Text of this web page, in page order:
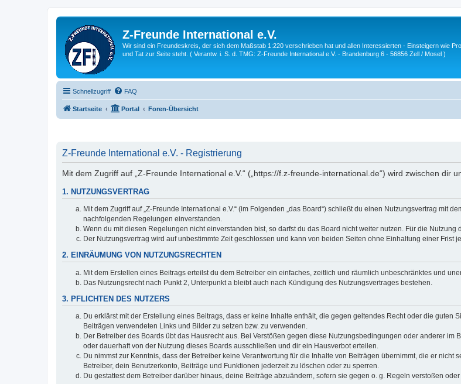
Z-Freunde International e.V.
Wir sind ein Freundeskreis, der sich dem Maßstab 1:220 verschrieben hat und allen Interessierten - Einsteigern wie
und Tat zur Seite steht. ( Verantw. i. S. d. TMG: Z-Freunde International e.V. - Brandenburg 6 - 56856 Zell / Mosel )
Schnellzugriff FAQ
Startseite Portal Foren-Übersicht
Z-Freunde International e.V. - Registrierung
Mit dem Zugriff auf „Z-Freunde International e.V.“ („https://f.z-freunde-international.de“) wird zwischen dir
1. NUTZUNGSVERTRAG
Mit dem Zugriff auf „Z-Freunde International e.V.“ (im Folgenden „das Board“) schließt du einen Nutzungsvertrag mit
nachfolgenden Regelungen einverstanden.
Wenn du mit diesen Regelungen nicht einverstanden bist, so darfst du das Board nicht weiter nutzen. Für die
Der Nutzungsvertrag wird auf unbestimmte Zeit geschlossen und kann von beiden Seiten ohne Einhaltung einer Frist
2. EINRÄUMUNG VON NUTZUNGSRECHTEN
Mit dem Erstellen eines Beitrags erteilst du dem Betreiber ein einfaches, zeitlich und räumlich unbeschränktes und
Das Nutzungsrecht nach Punkt 2, Unterpunkt a bleibt auch nach Kündigung des Nutzungsvertrages bestehen.
3. PFLICHTEN DES NUTZERS
Du erklärst mit der Erstellung eines Beitrags, dass er keine Inhalte enthält, die gegen geltendes Recht oder die guten
Beiträgen verwendeten Links und Bilder zu setzen bzw. zu verwenden.
Der Betreiber des Boards übt das Hausrecht aus. Bei Verstößen gegen diese Nutzungsbedingungen oder anderer
oder dauerhaft von der Nutzung dieses Boards ausschließen und dir ein Hausverbot erteilen.
Du nimmst zur Kenntnis, dass der Betreiber keine Verantwortung für die Inhalte von Beiträgen übernimmt, die er
Betreiber, dein Benutzerkonto, Beiträge und Funktionen jederzeit zu löschen oder zu sperren.
Du gestattest dem Betreiber darüber hinaus, deine Beiträge abzuändern, sofern sie gegen o. g. Regeln verstoßen